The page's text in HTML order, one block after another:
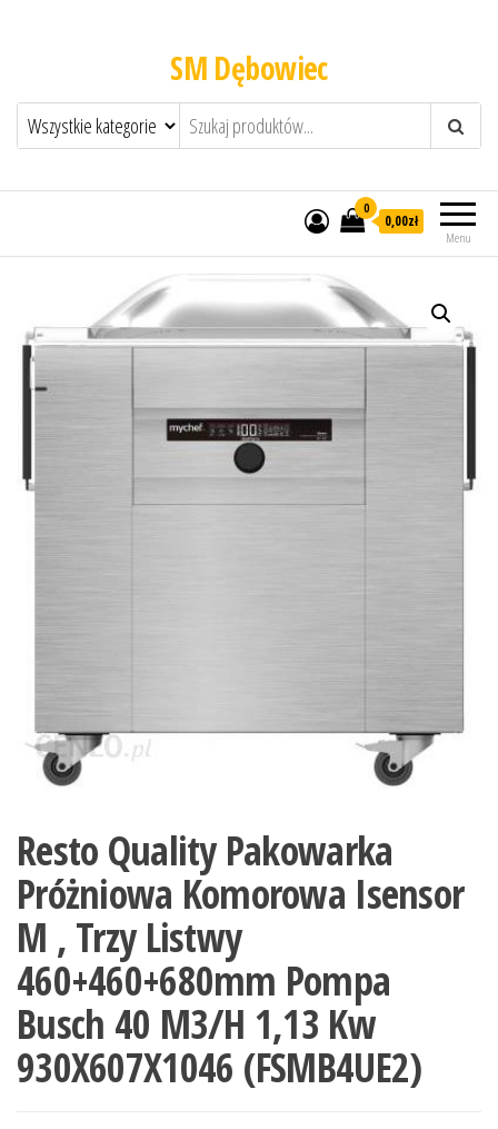
SM Dębowiec
Menu
0
0,00zł
Resto Quality Pakowarka
Próżniowa Komorowa Isensor
M , Trzy Listwy
460+460+680mm Pompa
Busch 40 M3/H 1,13 Kw
930X607X1046 (FSMB4UE2)